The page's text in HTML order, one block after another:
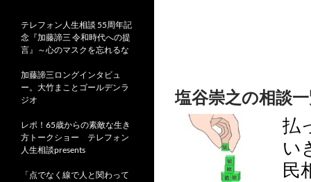
塩谷崇之の相談
払
い
民
テレフォン人生相談 55周年記
念『加藤諦三 令和時代への提
言』～心のマスクを忘れるな
加藤諦三ロングインタビュ
ー。大竹まことゴールデンラ
ジオ
レポ！65歳からの素敵な生き
方トークショー テレフォン
人生相談presents
「点でなく線で人と関わって